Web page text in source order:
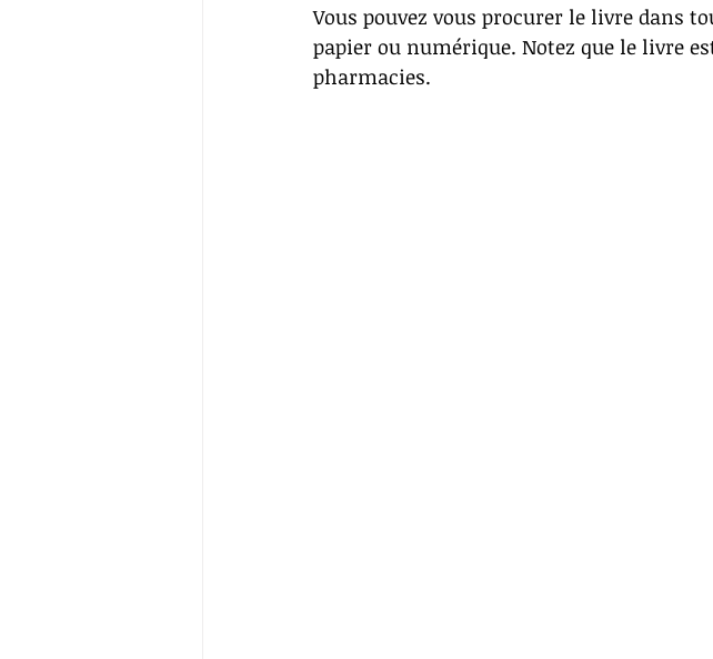
Vous pouvez vous procurer le livre dans
papier ou numérique. Notez que le livre
pharmacies.